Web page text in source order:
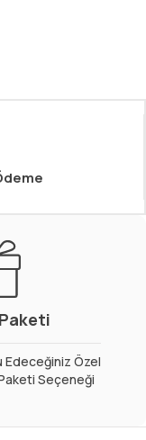
Edeceğiniz Özel
Seçeneği